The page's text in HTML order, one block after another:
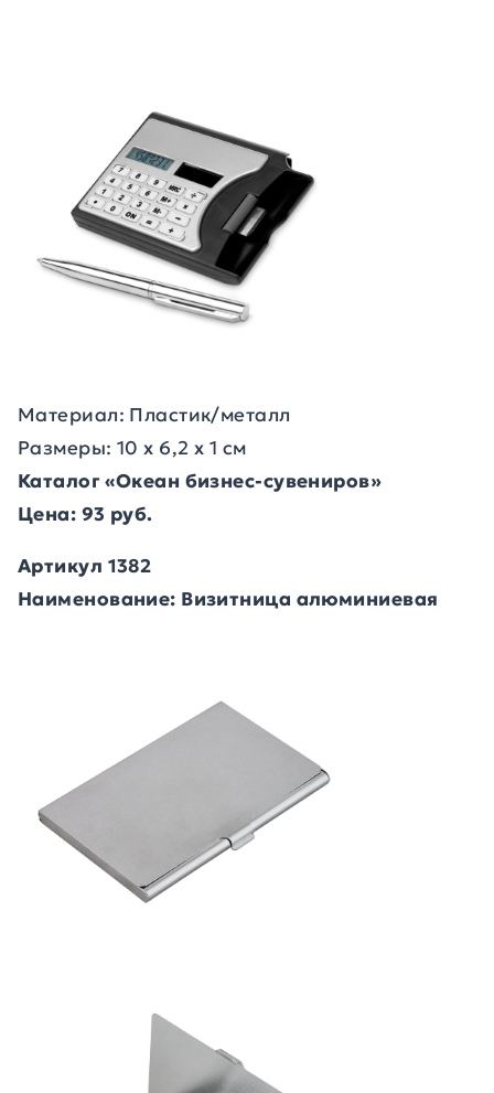
Материал: Пластик/металл
Размеры: 10 x 6,2 x 1 см
Каталог «Океан бизнес-сувениров»
Цена: 93 руб.
Артикул 1382
Наименование: Визитница алюминиевая